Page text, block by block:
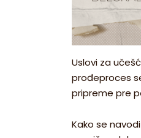
Uslovi za
prođeproces
pripreme pre
Kako se